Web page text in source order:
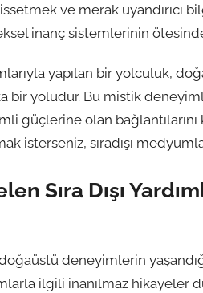
ve merak uyandırıcı
inanç sistemlerinin
yapılan bir yolculuk,
bir yoludur. Bu mistik
güçlerine olan
isterseniz, sıradışı
Sıra Dışı
doğaüstü deneyimlerin
ilgili inanılmaz hikayeler